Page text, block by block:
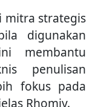
mitra strategis
digunakan
membantu
penulisan
fokus pada
Rhomiy.